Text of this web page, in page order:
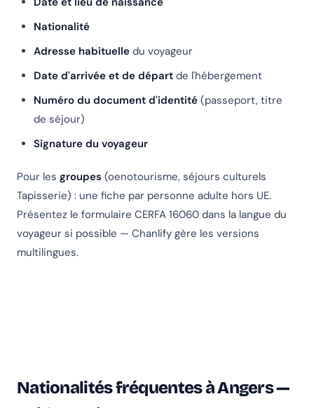
Nationalité
Adresse habituelle du voyageur
Date d'arrivée et de départ de l'hébergement
Numéro du document d'identité (passeport, titre
de séjour)
Signature du voyageur
Pour les groupes (oenotourisme, séjours culturels
Tapisserie) : une fiche par personne adulte hors UE.
Présentez le formulaire CERFA 16060 dans la langue du
voyageur si possible — Chanlify gère les versions
multilingues.
Nationalités fréquentes à Angers —